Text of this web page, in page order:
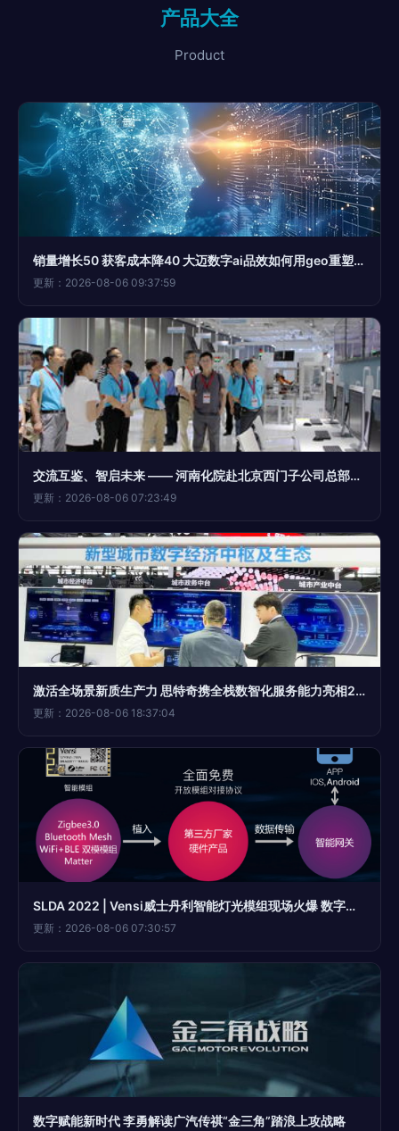
产品大全
Product
销量增长50 获客成本降40 大迈数字ai品效如何用geo重塑消费品牌增长路径
更新：2026-08-06 09:37:59
交流互鉴、智启未来 —— 河南化院赴北京西门子公司总部和北京化工大学参观调研
更新：2026-08-06 07:23:49
激活全场景新质生产力 思特奇携全栈数智化服务能力亮相2024MWC上海
更新：2026-08-06 18:37:04
SLDA 2022 | Vensi威士丹利智能灯光模组现场火爆 数字技术点亮智慧生活
更新：2026-08-06 07:30:57
数字赋能新时代 李勇解读广汽传祺“金三角”踏浪上攻战略